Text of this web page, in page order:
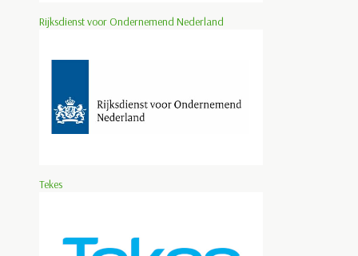
Rijksdienst voor Ondernemend Nederland
Tekes